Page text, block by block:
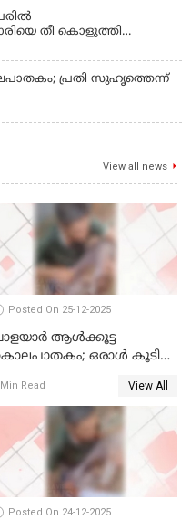
തീ കൊളുത്തി
പ്രതി സുഹൃത്തെന്ന്
View all news
Posted On 25-12-2025
ആള്‍ക്കൂട്ട
ഒരാള്‍ കൂടി
Read View All
Posted On 24-12-2025